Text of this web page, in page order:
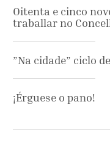
Oitenta e cinco
traballar no
”Na cidade” ciclo
¡Érguese o pano!